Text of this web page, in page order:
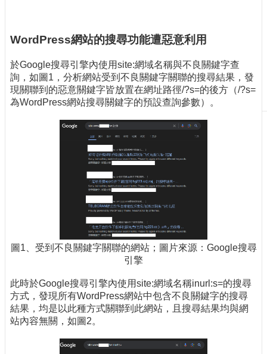
版
物
校
務
壇
業
專
欄
WordPress網站的搜尋功能遭惡意利用
於Google搜尋引擎內使用site:網域名稱與不良關鍵字查
詢，如圖1，分析網站受到不良關鍵字關聯的搜尋結果，發
現關聯到的惡意關鍵字皆放置在網址路徑/?s=的後方（/?s=
為WordPress網站搜尋關鍵字的預設查詢參數）。
圖1、受到不良關鍵字關聯的網站；圖片來源：Google搜尋
引擎
此時於Google搜尋引擎內使用site:網域名稱inurl:s=的搜尋
方式，發現所有WordPress網站中包含不良關鍵字的搜尋
結果，均是以此種方式關聯到此網站，且搜尋結果均與網
站內容無關，如圖2。